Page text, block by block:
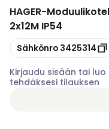
HAGER-
2x12M IP54
Kopioi
Sähkönro 3425314
Kirjaudu sisään tai
tehdäksesi tilauksen